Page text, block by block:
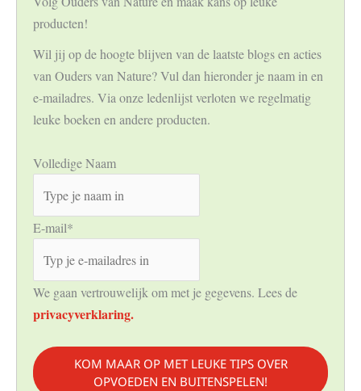
producten!
Wil jij op de hoogte blijven van de laatste blogs en acties
van Ouders van Nature? Vul dan hieronder je naam in en
e-mailadres. Via onze ledenlijst verloten we regelmatig
leuke boeken en andere producten.
Volledige Naam
E-mail*
We gaan vertrouwelijk om met je gegevens. Lees de
privacyverklaring.
KOM MAAR OP MET LEUKE TIPS OVER
OPVOEDEN EN BUITENSPELEN!